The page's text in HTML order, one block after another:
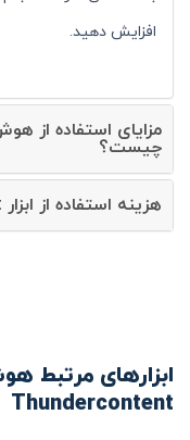
افزایش دهید.
چیست؟
هزینه استفاده از ابزار Thundercontent چقدر است؟
ابزارهای مرتبط
Thundercontent